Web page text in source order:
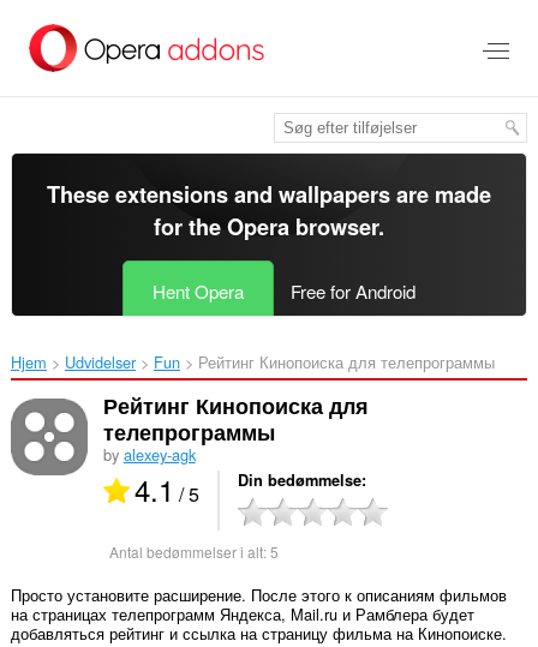
hovedindhold
These extensions and wallpapers are made
for theOpera browser.
Hent Opera Free for Android
Hjem Udvidelser Fun Рейтинг Кинопоиска для телепрограммы‎
Рейтинг Кинопоиска для
телепрограммы
by alexey-agk
4.1 / 5 Din bedømmelse
Antal bedømmelser i alt:5
Просто установите расширение. После этого к описаниям фильмов
на страницах телепрограмм Яндекса, Mail.ru и Рамблера будет
добавляться рейтинг и ссылка на страницу фильма на Кинопоиске.